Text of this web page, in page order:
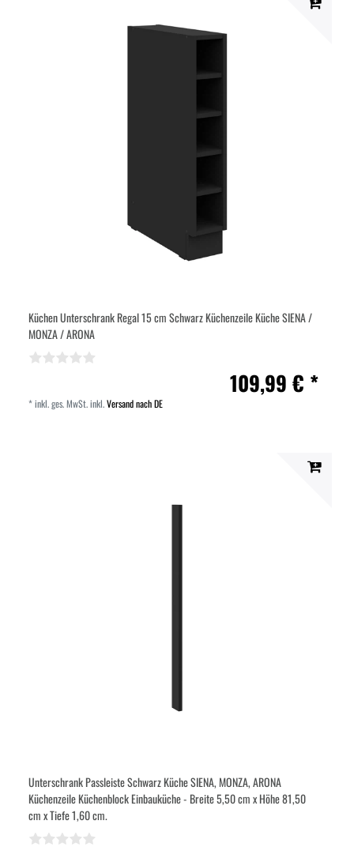
Küchen Unterschrank Regal 15 cm Schwarz Küchenzeile Küche SIENA /
MONZA / ARONA
109,99 € *
*inkl. ges. MwSt.inkl.Versand nach DE
Unterschrank Passleiste Schwarz Küche SIENA, MONZA, ARONA
Küchenzeile Küchenblock Einbauküche - Breite 5,50 cm x Höhe 81,50
cm x Tiefe 1,60 cm.